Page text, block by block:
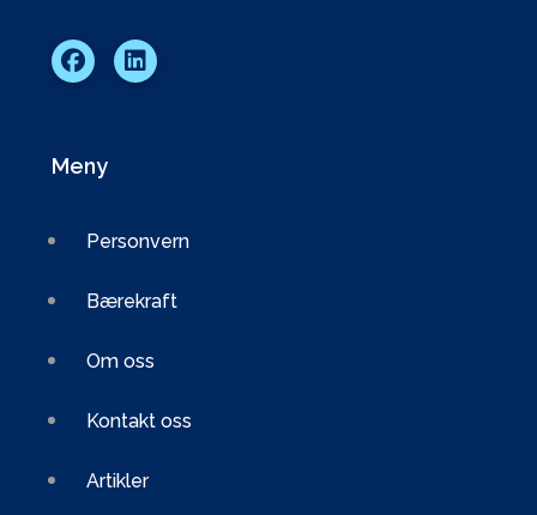
Meny
Personvern
Bærekraft
Om oss
Kontakt oss
Artikler